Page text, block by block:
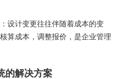
设计变更往往伴随着成本的变
算成本，调整报价，是企业管理
的解决方案